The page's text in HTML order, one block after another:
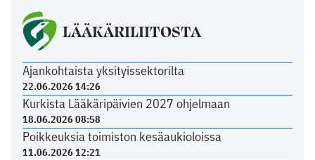
LÄÄKÄRILIITOSTA
Ajankohtaista yksityissektorilta
22.06.2026 14:26
Kurkista Lääkäripäivien 2027 ohjelmaan
18.06.2026 08:58
Poikkeuksia toimiston kesäaukioloissa
11.06.2026 12:21